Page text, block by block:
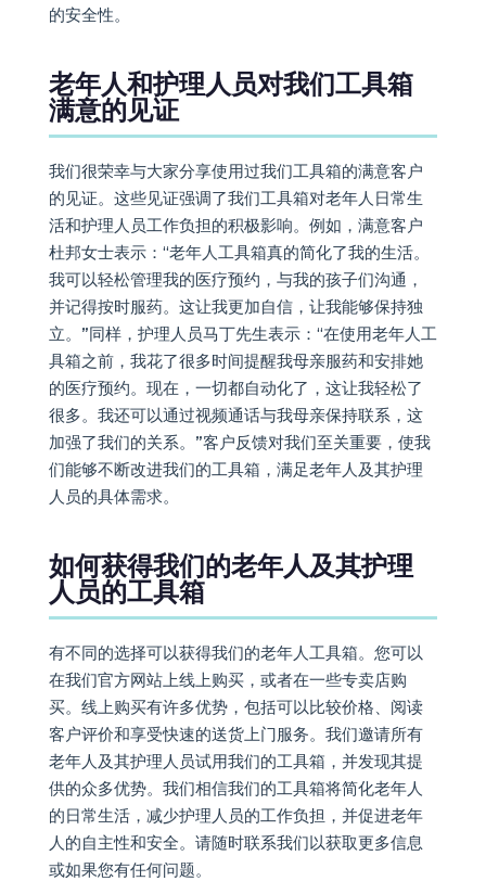
的安全性。
老年人和护理人员对我们工具箱
满意的见证
我们很荣幸与大家分享使用过我们工具箱的满意客户
的见证。这些见证强调了我们工具箱对老年人日常生
活和护理人员工作负担的积极影响。例如，满意客户
杜邦女士表示：“老年人工具箱真的简化了我的生活。
我可以轻松管理我的医疗预约，与我的孩子们沟通，
并记得按时服药。这让我更加自信，让我能够保持独
立。”同样，护理人员马丁先生表示：“在使用老年人工
具箱之前，我花了很多时间提醒我母亲服药和安排她
的医疗预约。现在，一切都自动化了，这让我轻松了
很多。我还可以通过视频通话与我母亲保持联系，这
加强了我们的关系。”客户反馈对我们至关重要，使我
们能够不断改进我们的工具箱，满足老年人及其护理
人员的具体需求。
如何获得我们的老年人及其护理
人员的工具箱
有不同的选择可以获得我们的老年人工具箱。您可以
在我们官方网站上线上购买，或者在一些专卖店购
买。线上购买有许多优势，包括可以比较价格、阅读
客户评价和享受快速的送货上门服务。我们邀请所有
老年人及其护理人员试用我们的工具箱，并发现其提
供的众多优势。我们相信我们的工具箱将简化老年人
的日常生活，减少护理人员的工作负担，并促进老年
人的自主性和安全。请随时联系我们以获取更多信息
或如果您有任何问题。